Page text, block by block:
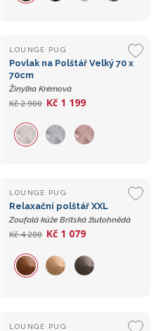
LOUNGE PUG
Povlak na Polštář Velký 70 x
70cm
Žinylka Krémová
Kč 2 900 Kč 1 199
LOUNGE PUG
Relaxační polštář XXL
Zoufalá kůže Britská žlutohnědá
Kč 4 200 Kč 1 079
LOUNGE PUG